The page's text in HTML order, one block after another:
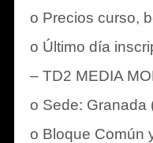
o Precios curso,
o Último día
– TD2 MEDIA
o Sede: Granada
o Bloque Común